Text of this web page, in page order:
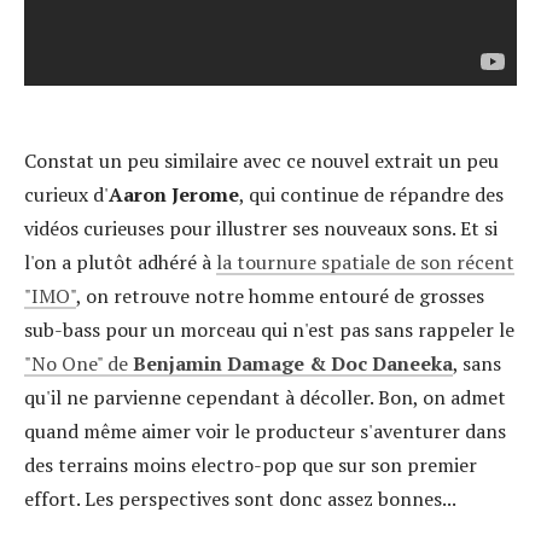
Constat un peu similaire avec ce nouvel extrait un peu
curieux d'Aaron Jerome, qui continue de répandre des
vidéos curieuses pour illustrer ses nouveaux sons. Et si
l'on a plutôt adhéré à la tournure spatiale de son récent
"IMO", on retrouve notre homme entouré de grosses
sub-bass pour un morceau qui n'est pas sans rappeler le
"No One" deBenjamin Damage & Doc Daneeka, sans
qu'il ne parvienne cependant à décoller. Bon, on admet
quand même aimer voir le producteur s'aventurer dans
des terrains moins electro-pop que sur son premier
effort. Les perspectives sont donc assez bonnes...